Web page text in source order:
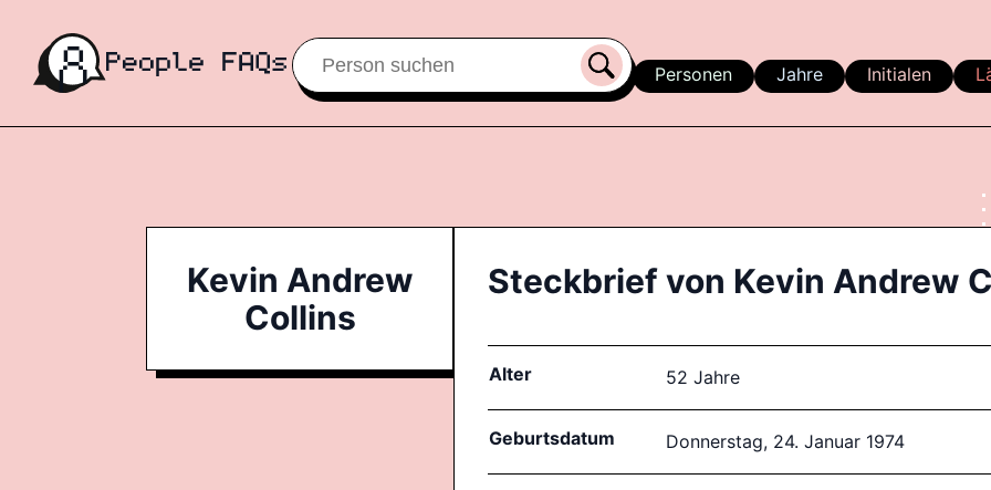
Personen Jahre Initialen
Kevin Andrew
Collins
Steckbrief von Kevin Andrew
Alter 52 Jahre
Geburtsdatum Donnerstag, 24. Januar 1974